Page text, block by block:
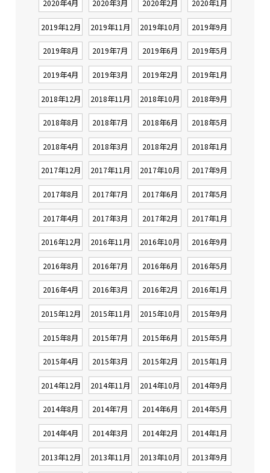
2020年4月 2020年3月 2020年2月 2020年1月
2019年12月 2019年11月 2019年10月 2019年9月
2019年8月 2019年7月 2019年6月 2019年5月
2019年4月 2019年3月 2019年2月 2019年1月
2018年12月 2018年11月 2018年10月 2018年9月
2018年8月 2018年7月 2018年6月 2018年5月
2018年4月 2018年3月 2018年2月 2018年1月
2017年12月 2017年11月 2017年10月 2017年9月
2017年8月 2017年7月 2017年6月 2017年5月
2017年4月 2017年3月 2017年2月 2017年1月
2016年12月 2016年11月 2016年10月 2016年9月
2016年8月 2016年7月 2016年6月 2016年5月
2016年4月 2016年3月 2016年2月 2016年1月
2015年12月 2015年11月 2015年10月 2015年9月
2015年8月 2015年7月 2015年6月 2015年5月
2015年4月 2015年3月 2015年2月 2015年1月
2014年12月 2014年11月 2014年10月 2014年9月
2014年8月 2014年7月 2014年6月 2014年5月
2014年4月 2014年3月 2014年2月 2014年1月
2013年12月 2013年11月 2013年10月 2013年9月